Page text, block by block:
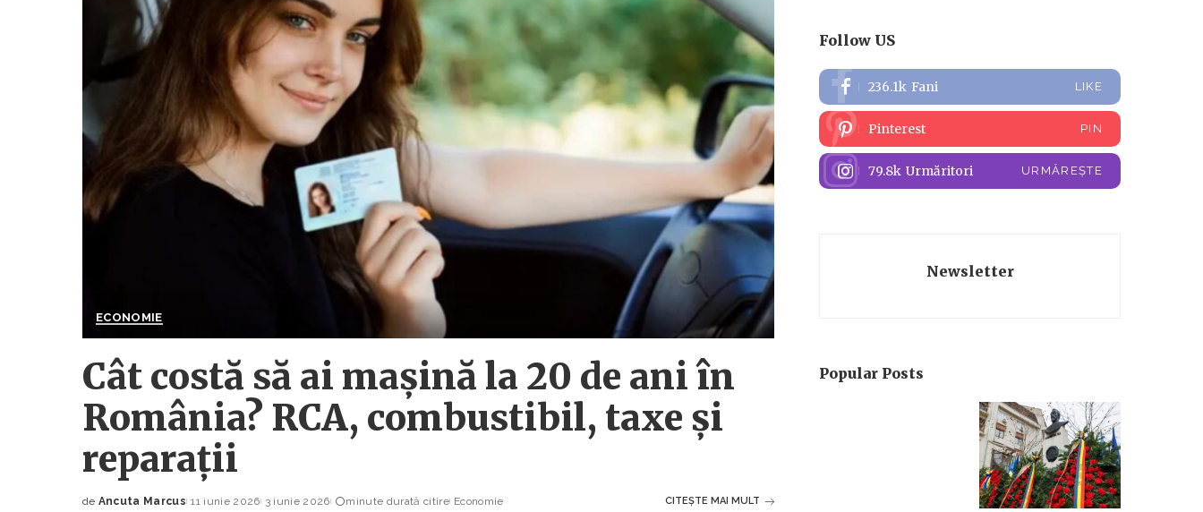
ECONOMIE
Cât costă să ai mașină la 20 de ani în
România? RCA, combustibil, taxe și
reparații
de Ancuta Marcus 11 iunie 2026 3 iunie 2026 minute durată citire Economie CITEȘTE MAI MULT
Follow US
236.1k Fani LIKE
Pinterest PIN
79.8k Urmăritori URMĂREȘTE
Newsletter
Popular Posts